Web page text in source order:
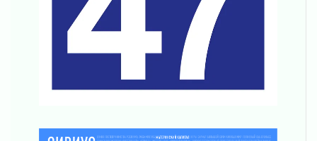
04 августа 2026
Награды нашли строителей
Ленобласть повышает производительность
03 августа 2026